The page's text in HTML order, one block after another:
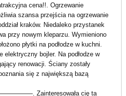
cena!!. Ogrzewanie
szansa przejścia na ogrzewanie
kraków. Niedaleko przystanek
przy nowym kleparzu. Wymieniono
płytki na podłodze w kuchni.
bojler. Na podłodze w
renowacji. Ściany zostały
się z największą bazą
Zainteresowała cię ta